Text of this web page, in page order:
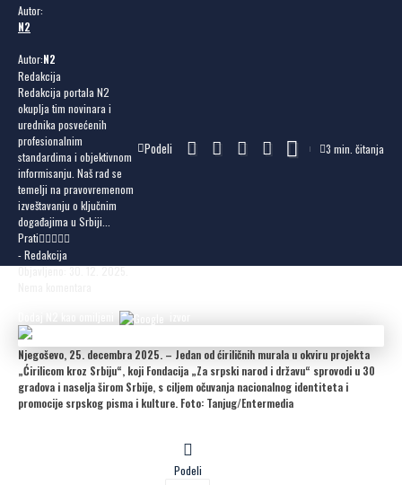
Autor:
N2
Autor:N2
Redakcija
Redakcija portala N2
okuplja tim novinara i
urednika posvećenih
profesionalnim
standardima i objektivnom
informisanju. Naš rad se
temelji na pravovremenom
izveštavanju o ključnim
događajima u Srbiji...
Prati
- Redakcija
Objavljeno: 30. 12. 2025.
Podeli 3 min. čitanja
Njegoševo, 25. decembra 2025. – Jedan od ćiriličnih murala u okviru projekta
„Ćirilicom kroz Srbiju“, koji Fondacija „Za srpski narod i državu“ sprovodi u 30
gradova i naselja širom Srbije, s ciljem očuvanja nacionalnog identiteta i
promocije srpskog pisma i kulture. Foto: Tanjug/Entermedia
Podeli